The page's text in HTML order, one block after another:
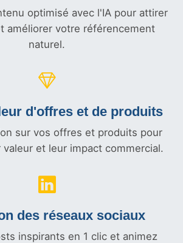
optimisé avec l'IA pour attirer
améliorer votre référencement
naturel.
d'offres et de produits
sur vos offres et produits pour
valeur et leur impact commercial.
des réseaux sociaux
inspirants en 1 clic et animez